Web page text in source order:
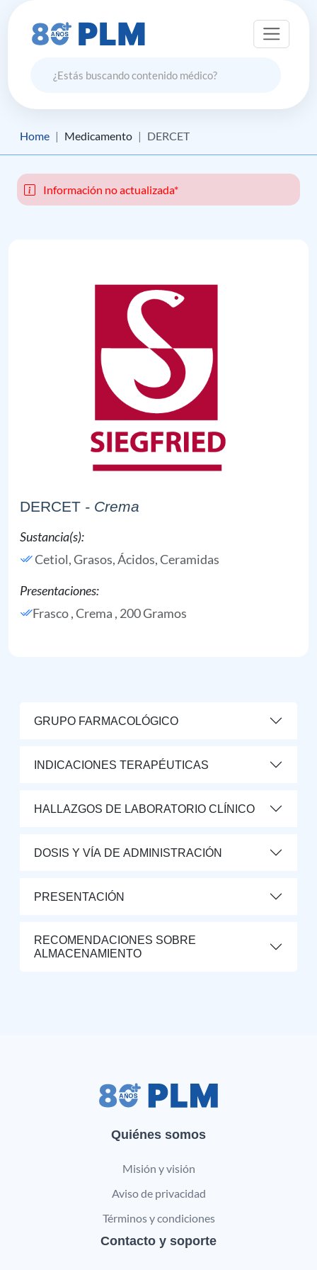
Home Medicamento DERCET
Información no actualizada*
DERCET - Crema
Sustancia(s):
Cetiol,Grasos, Ácidos,Ceramidas
Presentaciones:
Frasco , Crema , 200 Gramos
GRUPO FARMACOLÓGICO
INDICACIONES TERAPÉUTICAS
HALLAZGOS DE LABORATORIO CLÍNICO
DOSIS Y VÍA DE ADMINISTRACIÓN
PRESENTACIÓN
RECOMENDACIONES SOBRE
ALMACENAMIENTO
Quiénes somos
Misión y visión
Aviso de privacidad
Términos y condiciones
Contacto y soporte